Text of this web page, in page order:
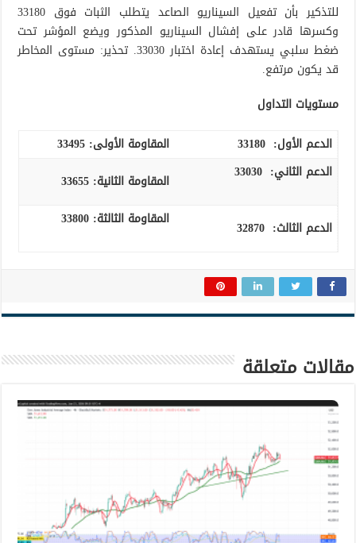
للتذكير بأن تفعيل السيناريو الصاعد يتطلب الثبات فوق 33180
وكسرها قادر على إفشال السيناريو المذكور ويضع المؤشر تحت
ضغط سلبي يستهدف إعادة اختبار 33030. تحذير: مستوى المخاطر
قد يكون مرتفع.
مستويات التداول
الدعم الأول: 33180 المقاومة الأولى: 33495
الدعم الثاني: 33030 المقاومة الثانية: 33655
الدعم الثالث:
32870 المقاومة الثالثة: 33800
مقالات متعلقة